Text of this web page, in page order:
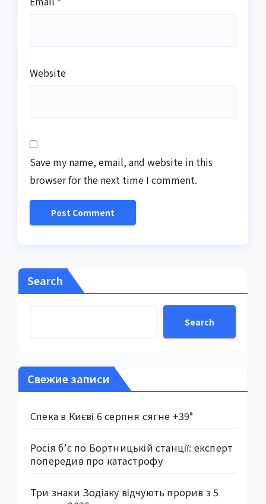
Website
Save my name, email, and website in this
browser for the next time I comment.
Search
Search
Свежие записи
Спека в Києві 6 серпня сягне +39°
Росія б’є по Бортницькій станції: експерт
попередив про катастрофу
Три знаки Зодіаку відчують прорив з 5